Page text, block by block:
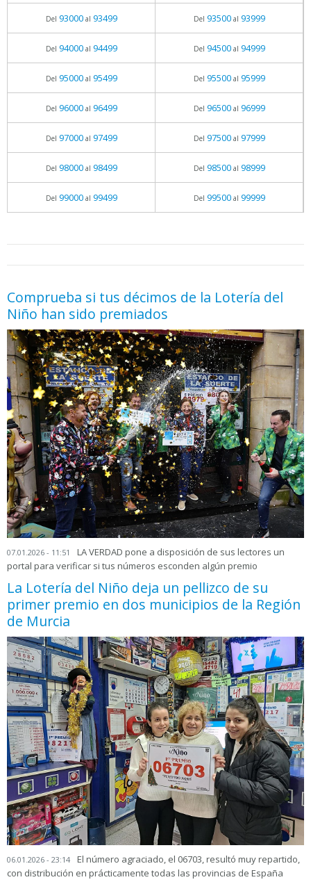
Del 93000al 93499 Del 93500al 93999
Del 94000al 94499 Del 94500al 94999
Del 95000al 95499 Del 95500al 95999
Del 96000al 96499 Del 96500al 96999
Del 97000al 97499 Del 97500al 97999
Del 98000al 98499 Del 98500al 98999
Del 99000al 99499 Del 99500al 99999
Comprueba si tus décimos de la Lotería del
Niño han sido premiados
07.01.2026 - 11:51
LA VERDAD pone a disposición de sus lectores un
portal para verificar si tus números esconden algún premio
La Lotería del Niño deja un pellizco de su
primer premio en dos municipios de la Región
de Murcia
06.01.2026 - 23:14
El número agraciado, el 06703, resultó muy repartido,
con distribución en prácticamente todas las provincias de España